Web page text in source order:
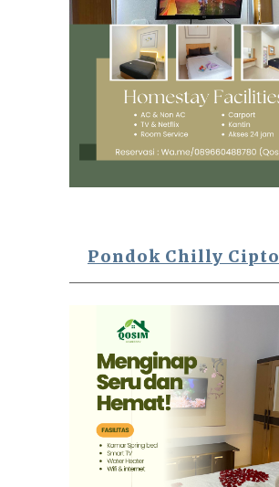
Pondok Chilly Cipto